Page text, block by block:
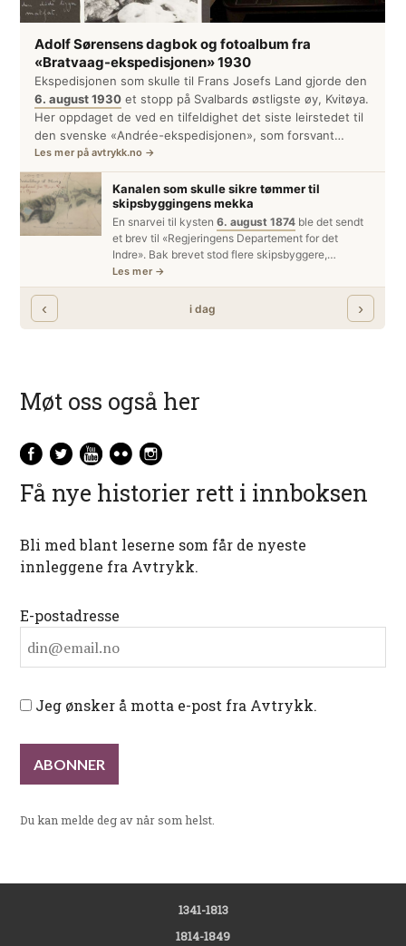
Møt oss også her
Få nye historier rett i innboksen
Bli med blant leserne som får de nyeste
innleggene fra Avtrykk.
E-postadresse
Jeg ønsker å motta e-post fra Avtrykk.
Du kan melde deg av når som helst.
1341-1813
1814-1849